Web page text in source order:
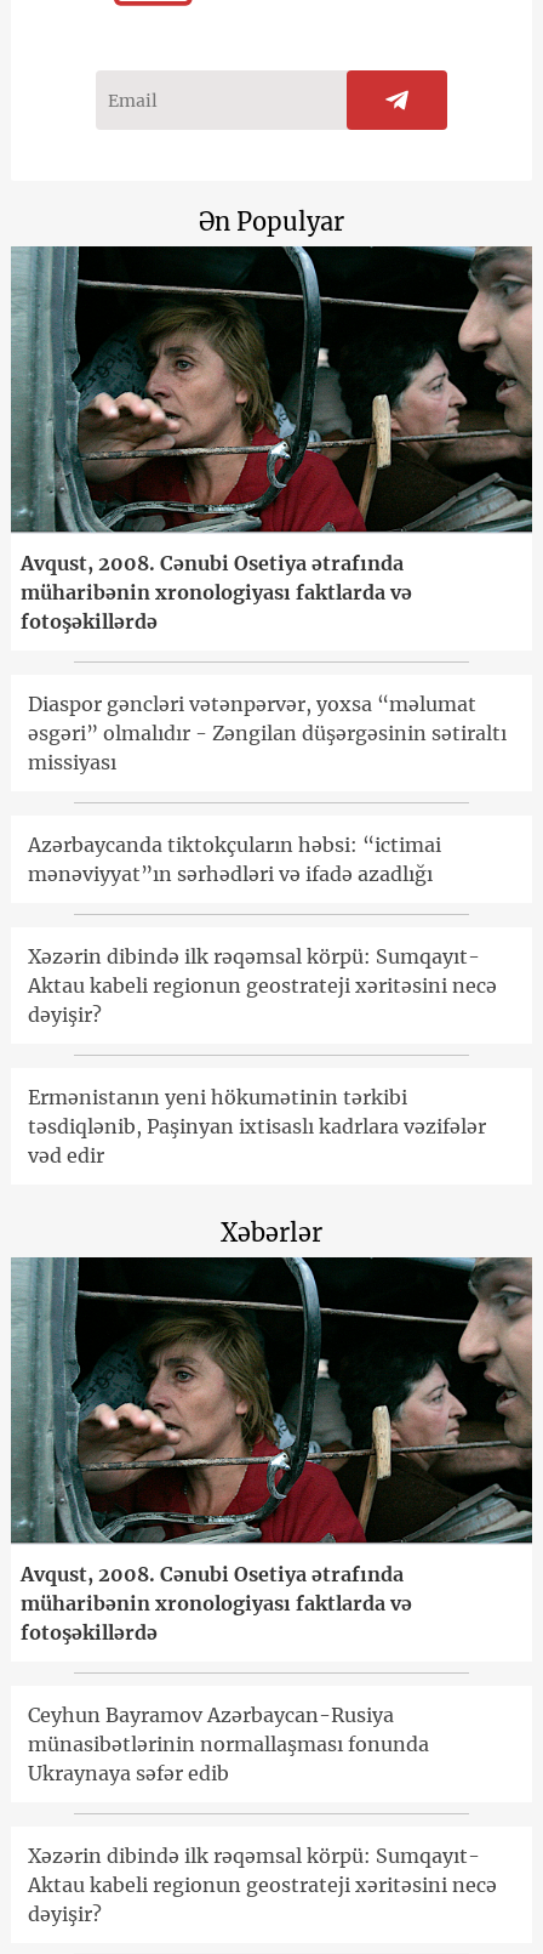
Ən Populyar
Avqust, 2008. Cənubi Osetiya ətrafında
müharibənin xronologiyası faktlarda və
fotoşəkillərdə
Diaspor gəncləri vətənpərvər, yoxsa “məlumat
əsgəri” olmalıdır - Zəngilan düşərgəsinin sətiraltı
missiyası
Azərbaycanda tiktokçuların həbsi: “ictimai
mənəviyyat”ın sərhədləri və ifadə azadlığı
Xəzərin dibində ilk rəqəmsal körpü: Sumqayıt-
Aktau kabeli regionun geostrateji xəritəsini necə
dəyişir?
Ermənistanın yeni hökumətinin tərkibi
təsdiqlənib, Paşinyan ixtisaslı kadrlara vəzifələr
vəd edir
Xəbərlər
Avqust, 2008. Cənubi Osetiya ətrafında
müharibənin xronologiyası faktlarda və
fotoşəkillərdə
Ceyhun Bayramov Azərbaycan-Rusiya
münasibətlərinin normallaşması fonunda
Ukraynaya səfər edib
Xəzərin dibində ilk rəqəmsal körpü: Sumqayıt-
Aktau kabeli regionun geostrateji xəritəsini necə
dəyişir?